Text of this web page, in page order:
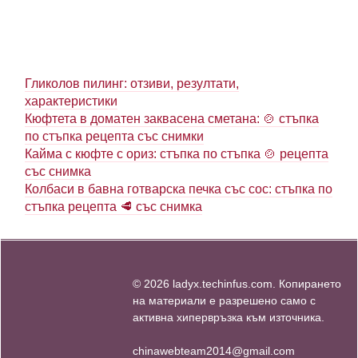
Гликолов пилинг: отзиви, резултати,
характеристики
Кюфтета в доматен заквасена сметана: 🍲 стъпка
по стъпка рецепта със снимки
Кайма с кюфте с ориз: стъпка по стъпка 🍲 рецепта
със снимка
Колбаси в бавна готварска печка със сос: стъпка по
стъпка рецепта 🥩 със снимка
© 2026 ladyx.techinfus.com. Копирането
на материали е разрешено само с
активна хипервръзка към източника.
chinawebteam2014@gmail.com